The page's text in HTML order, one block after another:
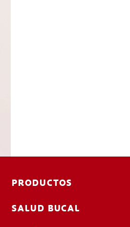
PRODUCTOS
SALUD BUCAL